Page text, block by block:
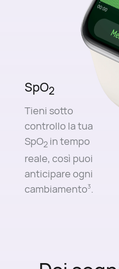
SpO2
Tieni sotto
controllo la tua
SpO2in tempo
reale, così puoi
anticipare ogni
cambiamento3.